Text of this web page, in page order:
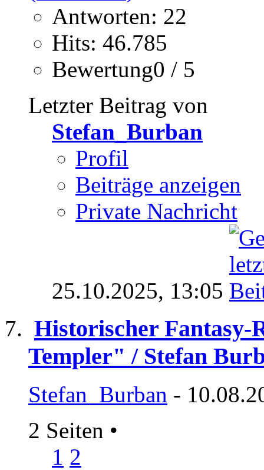
Antworten: 22
Hits: 46.785
Bewertung0 / 5
Letzter Beitrag von
Stefan_Burban
Profil
Beiträge anzeigen
Private Nachricht
25.10.2025, 13:05
Historischer
Templer" / Stefan
Stefan_Burban -
2 Seiten •
1 2